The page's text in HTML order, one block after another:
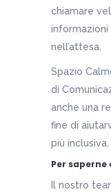
chiamare
informazioni
nell’attesa.
Spazio
di
anche una
fine di
più inclusiva.
Per
Il nostro